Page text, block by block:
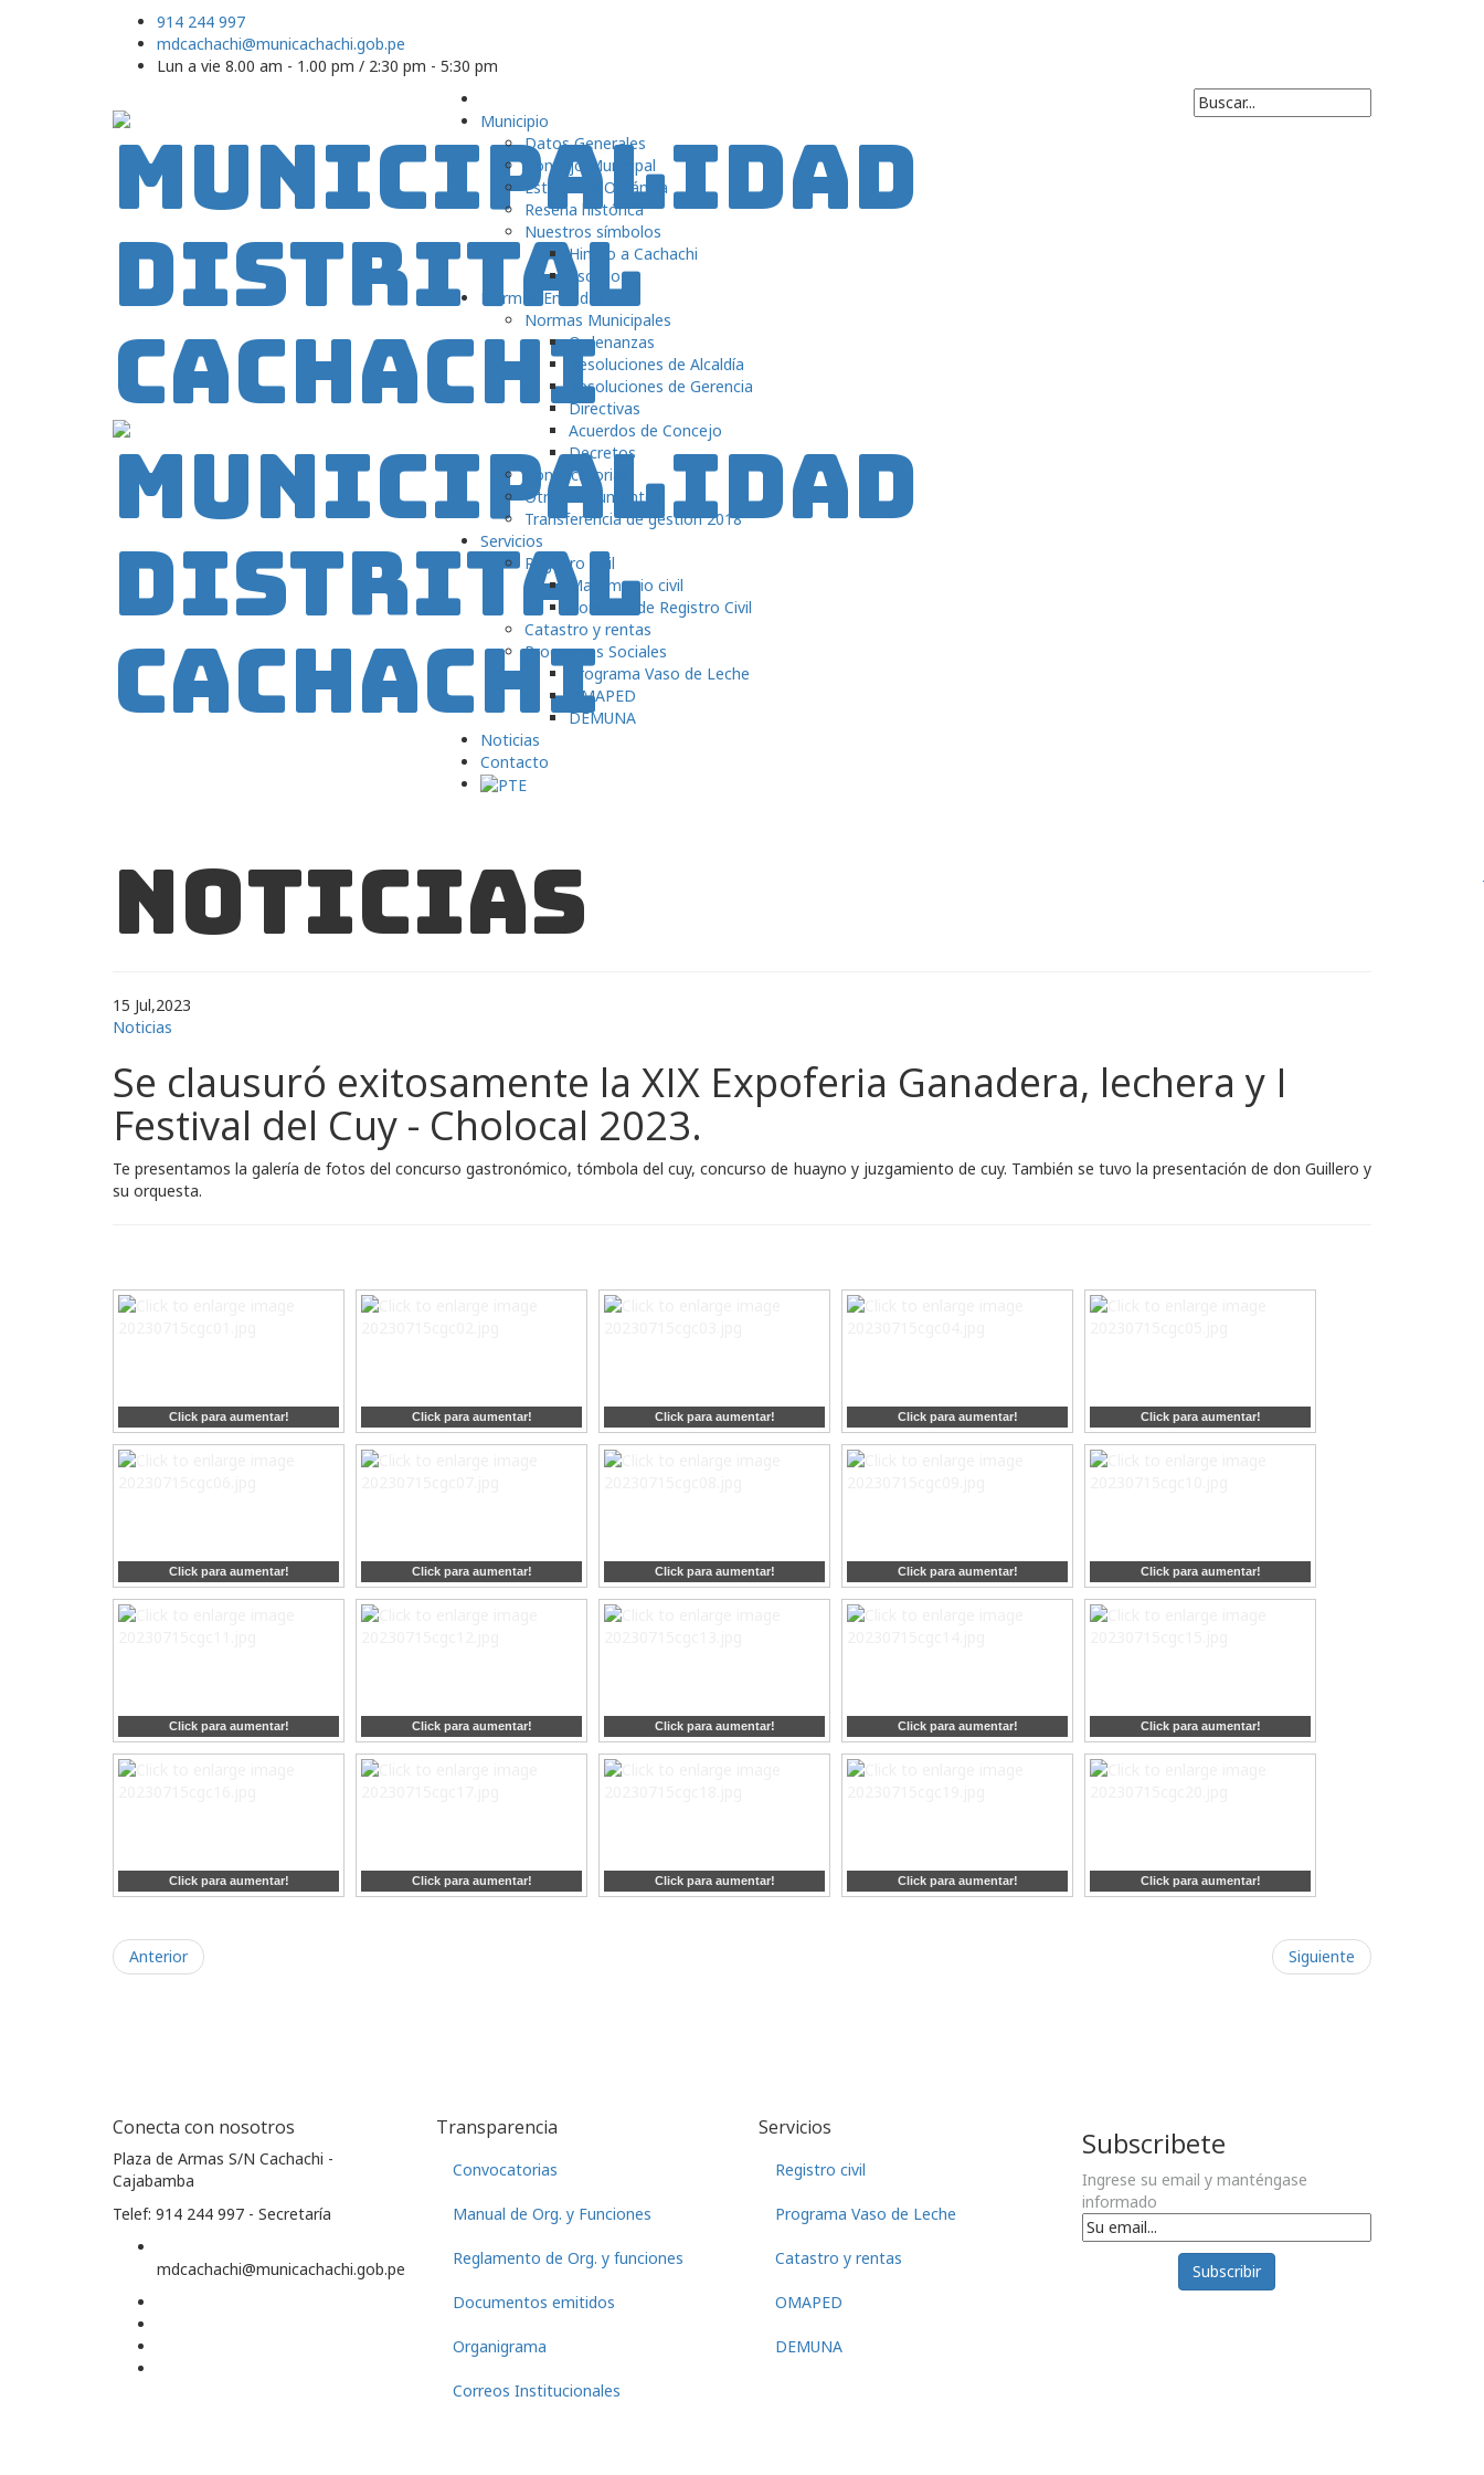
914 244 997
mdcachachi@municachachi.gob.pe
Lun a vie 8.00 am - 1.00 pm / 2:30 pm - 5:30 pm
Municipio
Datos Generales
Concejo Municipal
Estructura Orgánica
Reseña histórica
Nuestros símbolos
Himno a Cachachi
Escudo
Normas Emitidas
Normas Municipales
Ordenanzas
Resoluciones de Alcaldía
Resoluciones de Gerencia
Directivas
Acuerdos de Concejo
Decretos
Convocatorias
Otros documentos
Transferencia de gestión 2018
Servicios
Registro civil
Matrimonio civil
Consulta de Registro Civil
Catastro y rentas
Programas Sociales
Programa Vaso de Leche
OMAPED
DEMUNA
Noticias
Contacto
Noticias
15 Jul,2023
Noticias
Se clausuró exitosamente la XIX Expoferia Ganadera, lechera y I
Festival del Cuy - Cholocal 2023.
Te presentamos la galería de fotos del concurso gastronómico, tómbola del cuy, concurso de huayno y juzgamiento de cuy. También se tuvo la presentación de don Guillero y
su orquesta.
Click para aumentar! Click para aumentar! Click para aumentar! Click para aumentar! Click para aumentar!
Click para aumentar! Click para aumentar! Click para aumentar! Click para aumentar! Click para aumentar!
Click para aumentar! Click para aumentar! Click para aumentar! Click para aumentar! Click para aumentar!
Click para aumentar! Click para aumentar! Click para aumentar! Click para aumentar! Click para aumentar!
Anterior Siguiente
Conecta con nosotros
Plaza de Armas S/N Cachachi -
Cajabamba
Telef: 914 244 997 - Secretaría
mdcachachi@municachachi.gob.pe
Transparencia
Convocatorias
Manual de Org. y Funciones
Reglamento de Org. y funciones
Documentos emitidos
Organigrama
Correos Institucionales
Servicios
Registro civil
Programa Vaso de Leche
Catastro y rentas
OMAPED
DEMUNA
Subscribete
Ingrese su email y manténgase
informado